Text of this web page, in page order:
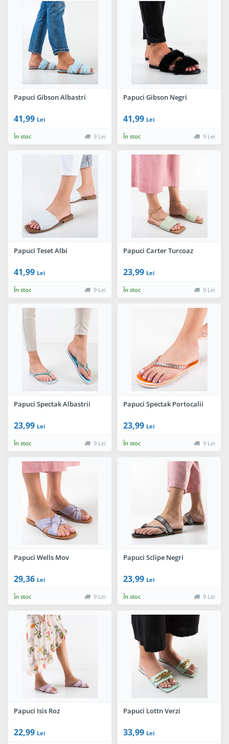
Papuci Gibson Albastri
41,99 Lei
În stoc 9 Lei
Papuci Gibson Negri
41,99 Lei
În stoc 9 Lei
Papuci Teset Albi
41,99 Lei
În stoc 9 Lei
Papuci Carter Turcoaz
23,99 Lei
În stoc 9 Lei
Papuci Spectak Albastrii
23,99 Lei
În stoc 9 Lei
Papuci Spectak Portocalii
23,99 Lei
În stoc 9 Lei
Papuci Wells Mov
29,36 Lei
În stoc 9 Lei
Papuci Sclipe Negri
23,99 Lei
În stoc 9 Lei
Papuci Isis Roz
22,99 Lei
Papuci Lottn Verzi
33,99 Lei